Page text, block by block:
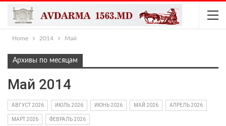
Home 2014 Май
Архивы по месяцам
Май 2014
АВГУСТ 2026 ИЮЛЬ 2026 ИЮНЬ 2026 МАЙ 2026 АПРЕЛЬ 2026
МАРТ 2026 ФЕВРАЛЬ 2026